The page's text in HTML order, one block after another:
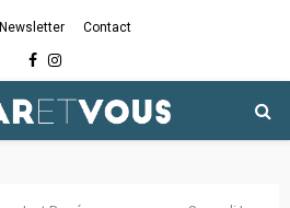
Newsletter Contact
Facebook
Instagram